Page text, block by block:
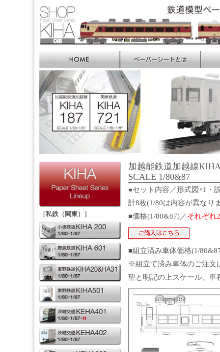
加越能鉄道加越線
SCALE 1/80&87
●セット内容／形式図×1
計8枚(1/80は内容が異なり
■価格(1/80&87)／それぞれ
■組立済み車体価格(1/
※組立て済み車体のご注文
望と明記の上スケール、車
［私鉄（関東）］